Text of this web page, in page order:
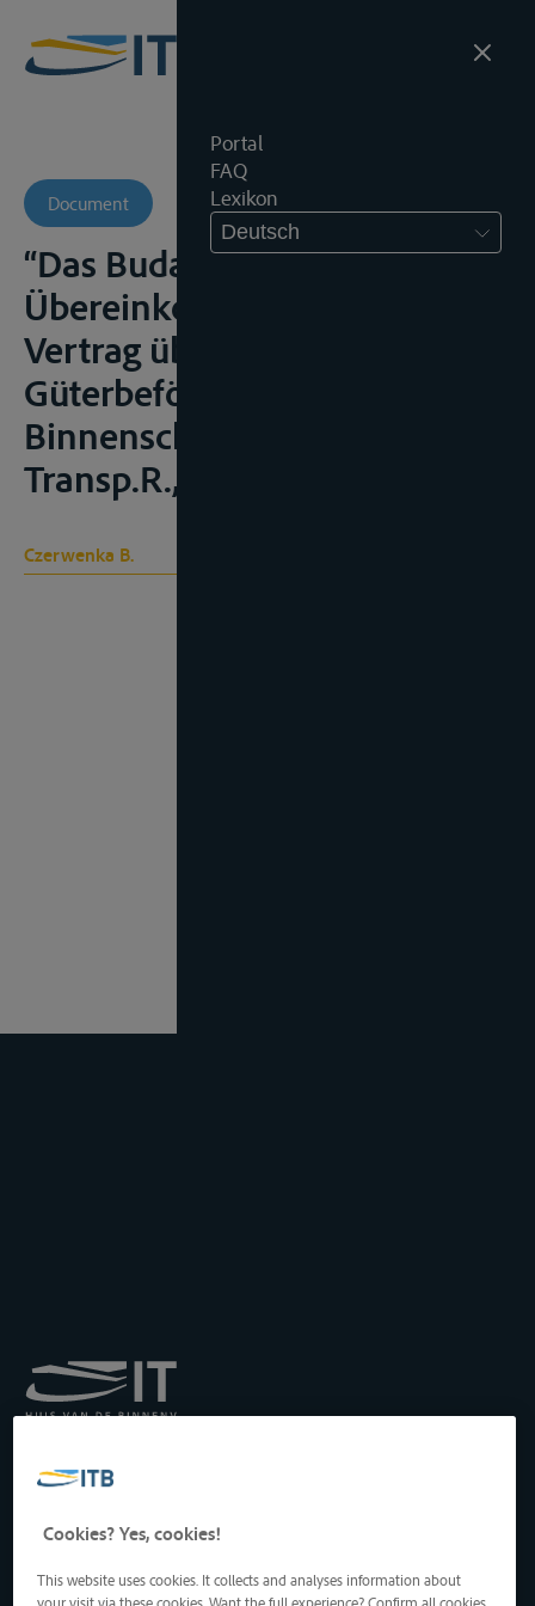
Portal
FAQ
Lexikon
Deutsch
Document
“Das Budapester
Übereinkommen über den
Vertrag über die
Güterbeförderung in der
Binnenschiffahrt (CMNI)”,
Transp.R., 2001, 277-284
Czerwenka B.
Transport auf der
Drukpersstraat 19
1000 Brüssel, Belgien
Tel: +32 2 217 09 67
http://www.itb-info.be
Cookies? Yes, cookies!
This website uses cookies. It collects and analyses information about